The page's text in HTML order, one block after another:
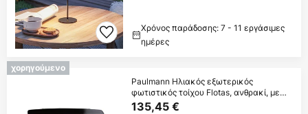
Χρόνος παράδοσης: 7 - 11 εργάσιμες
ημέρες
χορηγούμενο
Paulmann Ηλιακός εξωτερικός
φωτιστικός τοίχου Flotas, ανθρακί, με
αισθητήρα,
135,45 €